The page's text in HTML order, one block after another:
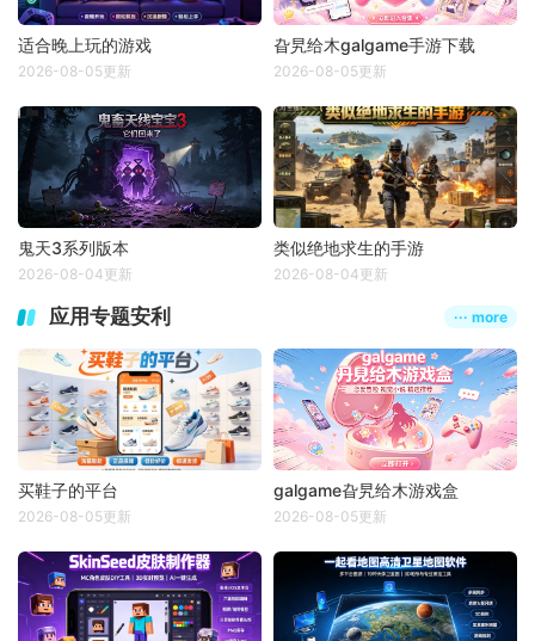
适合晚上玩的游戏
2026-08-05更新
旮旯给木galgame手游下载
2026-08-05更新
鬼天3系列版本
2026-08-04更新
类似绝地求生的手游
2026-08-04更新
应用专题安利 ··· more
买鞋子的平台
2026-08-05更新
galgame旮旯给木游戏盒
2026-08-05更新